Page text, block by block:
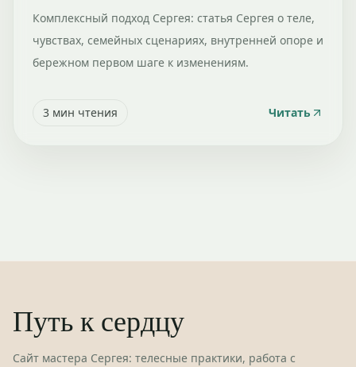
Комплексный подход Сергея: статья Сергея о теле,
чувствах, семейных сценариях, внутренней опоре и
бережном первом шаге к изменениям.
3 мин чтения Читать
Путь к сердцу
Сайт мастера Сергея: телесные практики, работа с